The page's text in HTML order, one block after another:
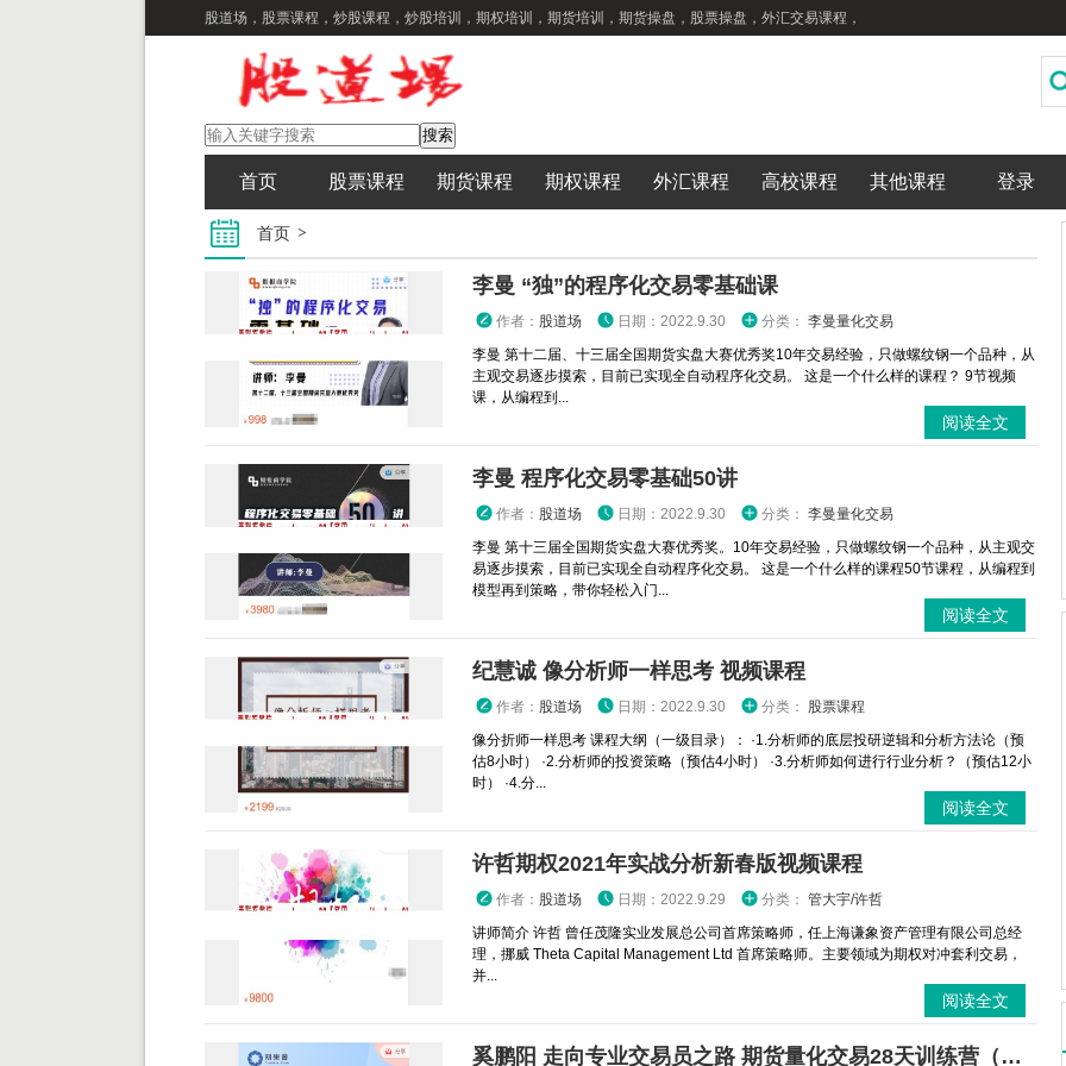
股道场，股票课程，炒股课程，炒股培训，期权培训，期货培训，期货操盘，股票操盘，外汇交易课程，
首页 股票课程 期货课程 期权课程 外汇课程 高校课程 其他课程 登录
首页
李曼 “独”的程序化交易零基础课
作者： 股道场 日期：2022.9.30 分类： 李曼量化交易
李曼 第十二届、十三届全国期货实盘大赛优秀奖10年交易经验，只做螺纹钢一个品种，从
主观交易逐步摸索，目前已实现全自动程序化交易。 这是一个什么样的课程？ 9节视频
课，从编程到...
阅读全文
李曼 程序化交易零基础50讲
作者： 股道场 日期：2022.9.30 分类： 李曼量化交易
李曼 第十三届全国期货实盘大赛优秀奖。10年交易经验，只做螺纹钢一个品种，从主观交
易逐步摸索，目前已实现全自动程序化交易。 这是一个什么样的课程50节课程，从编程到
模型再到策略，带你轻松入门...
阅读全文
纪慧诚 像分析师一样思考 视频课程
作者： 股道场 日期：2022.9.30 分类： 股票课程
像分折师一样思考 课程大纲（一级目录）： ·1.分析师的底层投研逆辑和分析方法论（预
估8小时） ·2.分析师的投资策略（预估4小时） ·3.分析师如何进行行业分析？（预估12小
时） ·4.分...
阅读全文
许哲期权2021年实战分析新春版视频课程
作者： 股道场 日期：2022.9.29 分类： 管大宇/许哲
讲师简介 许哲 曾任茂隆实业发展总公司首席策略师，任上海谦象资产管理有限公司总经
理，挪威 Theta Capital Management Ltd 首席策略师。主要领域为期权对冲套利交易，
并...
阅读全文
奚鹏阳 走向专业交易员之路 期货量化交易28天训练营（二阶）